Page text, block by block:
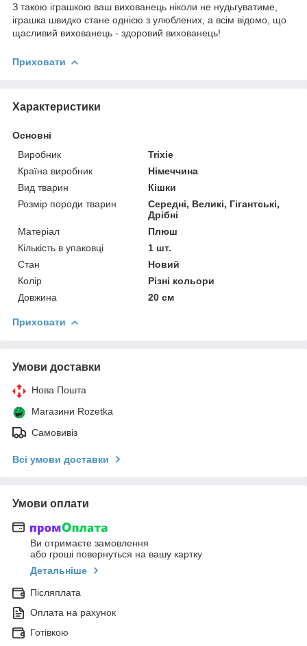
З такою іграшкою ваш вихованець ніколи не нудьгуватиме,
іграшка швидко стане однією з улюблених, а всім відомо, що
щасливий вихованець - здоровий вихованець!
Приховати
Характеристики
Основні
Виробник
Trixie
Країна виробник
Німеччина
Вид тварин
Кішки
Розмір породи тварин
Середні, Великі, Гігантські,
Дрібні
Матеріал
Плюш
Кількість в упаковці
1 шт.
Стан
Новий
Колір
Різні кольори
Довжина
20 см
Приховати
Умови доставки
Нова Пошта
Магазини Rozetka
Самовивіз
Всі умови доставки
Умови оплати
Ви отримаєте замовлення
або гроші повернуться на вашу картку
Детальніше
Післяплата
Оплата на рахунок
Готівкою